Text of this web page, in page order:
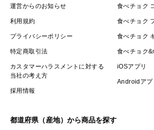
運営からのお知らせ
利用規約
プライバシーポリシー
特定商取引法
カスタマーハラスメントに対する
当社の考え方
採用情報
食べチョク
食べチョク
食べチョク
食べチョク
iOSアプリ
Androidアプ
都道府県（産地）から商品を探す